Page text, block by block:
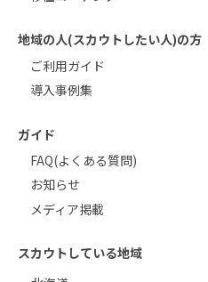
地域の人(スカウトしたい人)の方
ご利用ガイド
導入事例集
ガイド
FAQ(よくある質問)
お知らせ
メディア掲載
スカウトしている地域